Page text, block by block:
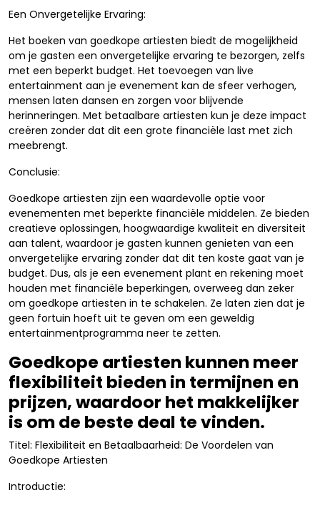
Een Onvergetelijke Ervaring:
Het boeken van goedkope artiesten biedt de mogelijkheid
om je gasten een onvergetelijke ervaring te bezorgen, zelfs
met een beperkt budget. Het toevoegen van live
entertainment aan je evenement kan de sfeer verhogen,
mensen laten dansen en zorgen voor blijvende
herinneringen. Met betaalbare artiesten kun je deze impact
creëren zonder dat dit een grote financiële last met zich
meebrengt.
Conclusie:
Goedkope artiesten zijn een waardevolle optie voor
evenementen met beperkte financiële middelen. Ze bieden
creatieve oplossingen, hoogwaardige kwaliteit en diversiteit
aan talent, waardoor je gasten kunnen genieten van een
onvergetelijke ervaring zonder dat dit ten koste gaat van je
budget. Dus, als je een evenement plant en rekening moet
houden met financiële beperkingen, overweeg dan zeker
om goedkope artiesten in te schakelen. Ze laten zien dat je
geen fortuin hoeft uit te geven om een geweldig
entertainmentprogramma neer te zetten.
Goedkope artiesten kunnen meer
flexibiliteit bieden in termijnen en
prijzen, waardoor het makkelijker
is om de beste deal te vinden.
Titel: Flexibiliteit en Betaalbaarheid: De Voordelen van
Goedkope Artiesten
Introductie: